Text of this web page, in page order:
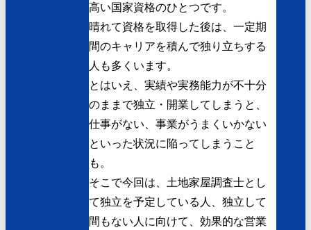
高い国家資格のひとつです。
晴れて資格を取得した後は、一定期
間のキャリアを積んで独り立ちする
人も多くいます。
とはいえ、実績や実務能力が不十分
のままで独立・開業してしまうと、
仕事がない、事業がうまくいかない
といった状況に陥ってしまうこと
も。
そこで今回は、土地家屋調査士とし
て独立を予定している人、独立して
間もない人に向けて、効果的な営業